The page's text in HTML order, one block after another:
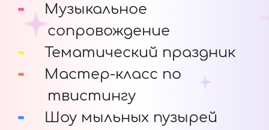
Музыкальное
сопровождение
Тематический праздник
Мастер-класс по
твистингу
Шоу мыльных пузырей